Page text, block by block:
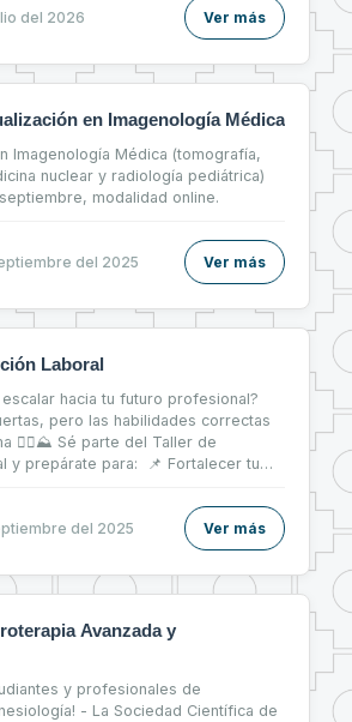
del 2026 Ver más
en Imagenología Médica
Imagenología Médica (tomografía,
nuclear y radiología pediátrica)
modalidad online.
del 2025 Ver más
Laboral
hacia tu futuro profesional?
pero las habilidades correctas
🧗‍♀⛰ Sé parte del Taller de
y prepárate para: 📌 Fortalecer tu
firmes en el mercado laboral 💼
del 2025
Ver más
Avanzada y
y profesionales de
- La Sociedad Científica de